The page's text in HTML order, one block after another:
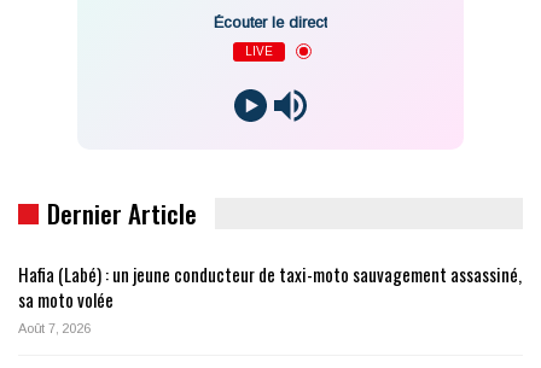
Écouter le direct
LIVE
Dernier Article
Hafia (Labé) : un jeune conducteur de taxi-moto sauvagement assassiné,
sa moto volée
Août 7, 2026